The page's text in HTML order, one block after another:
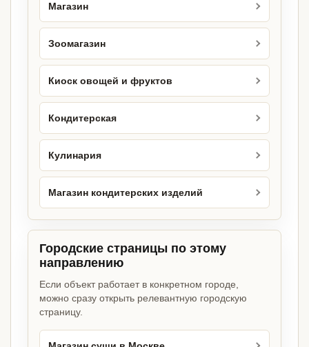
Магазин
Зоомагазин
Киоск овощей и фруктов
Кондитерская
Кулинария
Магазин кондитерских изделий
Городские страницы по этому
направлению
Если объект работает в конкретном городе,
можно сразу открыть релевантную городскую
страницу.